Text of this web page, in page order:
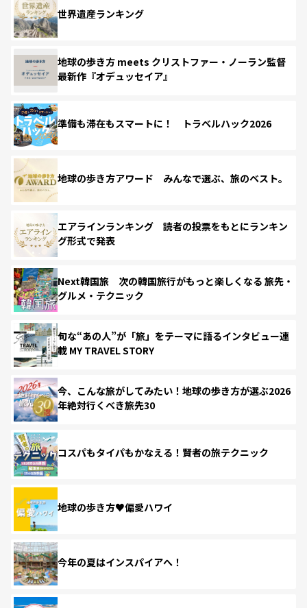
世界遺産ランキング
地球の歩き方 meets クリストファー・ノーラン監督
最新作『オデュッセイア』
準備も滞在もスマートに！ トラベルハック2026
地球の歩き方アワード みんなで選ぶ、旅のベスト。
エアラインランキング 読者の投票をもとにランキン
グ形式で発表
Next韓国旅 次の韓国旅行がもっと楽しくなる 旅先・
グルメ・テクニック
旬な“あの人”が「旅」をテーマに語るインタビュー連
載 MY TRAVEL STORY
今、こんな旅がしてみたい！地球の歩き方が選ぶ2026
年絶対行くべき旅先30
コスパもタイパもかなえる！賢者の旅テクニック
地球の歩き方♥偏愛ハワイ
今年の夏はインスパイアへ！